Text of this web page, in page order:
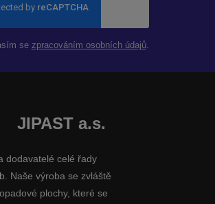
se zpracováním osobních údajů.
JIPAST a.s.
dodavatelé celé řady
Naše výroba se zvláště
plochy, které se